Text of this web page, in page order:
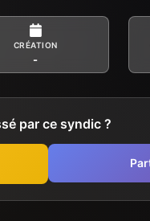
CRÉATION
-
par ce syndic ?